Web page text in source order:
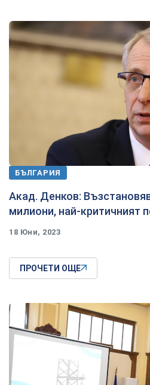
БЪЛГАРИЯ
Акад. Денков:
милиони, най-критичният
18 Юни, 2023
ПРОЧЕТИ ОЩЕ